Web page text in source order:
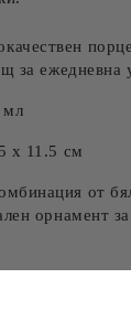
за ежедневна
мл
x 11.5 см
от
орнамент за